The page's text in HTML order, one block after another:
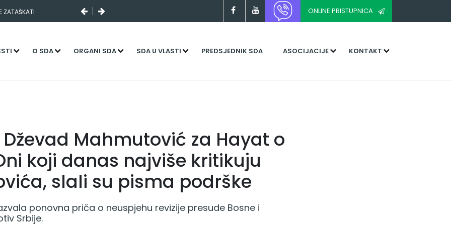
ZATAŠKATIPREVID,
KADROVI
ONLINE PRISTUPNICA
O SDA ORGANI SDA SDA U VLASTI PREDSJEDNIK SDA ASOCIJACIJE KONTAKT
Dževad Mahmutović za Hayat o
koji danas najviše kritikuju
slali su pisma podrške
ponovna priča o neuspjehu revizije presude Bosne i
Srbije.